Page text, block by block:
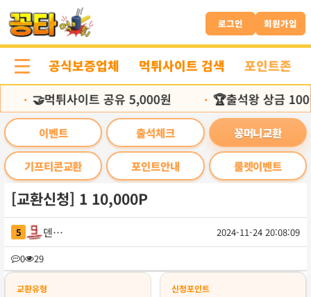
문
로
로그인 회원가입
공식보증업체 먹튀사이트 검색 포인트존
🤝먹튀사이트 공유 5,000원 🏆출석왕 상금 100
이벤트 출석체크 꽁머니교환
기프티콘교환 포인트안내 룰렛이벤트
[교환신청] 1 10,000P
5 덴버껌
2024-11-24 20:08:09
0
29
록
교환유형 신청포인트